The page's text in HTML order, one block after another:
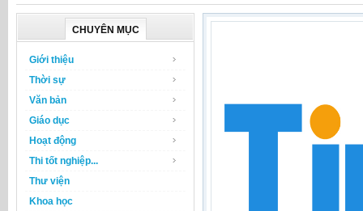
CHUYÊN MỤC
Giới thiệu
Thời sự
Văn bản
Giáo dục
Hoạt động
Thi tốt nghiệp...
Thư viện
Khoa học